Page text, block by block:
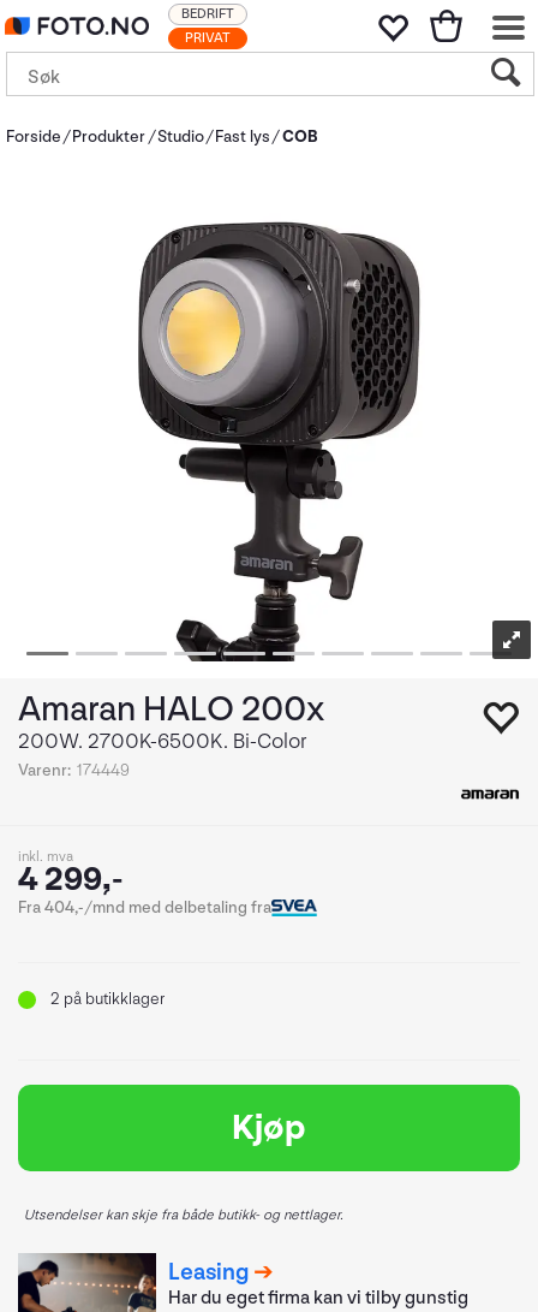
PRIVAT
BEDRIFT
Forside Produkter Studio Fast lys COB
Amaran HALO 200x
200W. 2700K-6500K. Bi-Color
Varenr: 174449
inkl. mva
4 299,-
Fra 404,-/mnd med delbetaling fra
2 på butikklager
Kjøp
Utsendelser kan skje fra både butikk- og nettlager.
Leasing
Har du eget firma kan vi tilby gunstig